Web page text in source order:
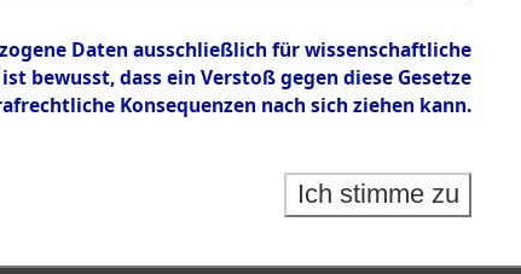
Daten ausschließlich für wissenschaftliche
bewusst, dass ein Verstoß gegen diese Gesetze
Konsequenzen nach sich ziehen kann.
Ich stimme zu